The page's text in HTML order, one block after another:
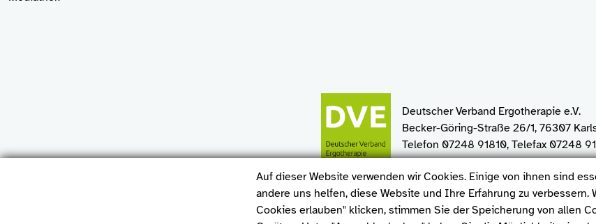
Deutscher Verband Ergotherapie e.V.
Becker-Göring-Straße 26/1, 76307
Telefon 07248 91810, Telefax 07248
E-Mail
Auf dieser Website verwenden wir Cookies. Einige von ihnen sind
andere uns helfen, diese Website und Ihre Erfahrung zu verbessern.
Cookies erlauben" klicken, stimmen Sie der Speicherung von allen